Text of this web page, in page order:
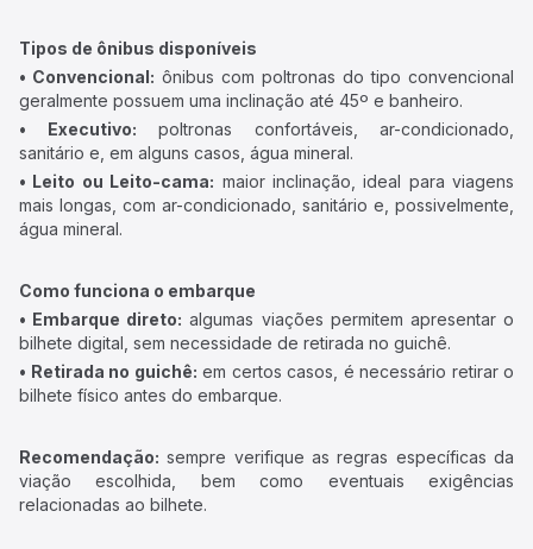
Tipos de ônibus disponíveis
• Convencional: ônibus com poltronas do tipo convencional
geralmente possuem uma inclinação até 45º e banheiro.
• Executivo: poltronas confortáveis, ar-condicionado,
sanitário e, em alguns casos, água mineral.
• Leito ou Leito-cama: maior inclinação, ideal para viagens
mais longas, com ar-condicionado, sanitário e, possivelmente,
água mineral.
Como funciona o embarque
• Embarque direto: algumas viações permitem apresentar o
bilhete digital, sem necessidade de retirada no guichê.
• Retirada no guichê: em certos casos, é necessário retirar o
bilhete físico antes do embarque.
Recomendação: sempre verifique as regras específicas da
viação escolhida, bem como eventuais exigências
relacionadas ao bilhete.